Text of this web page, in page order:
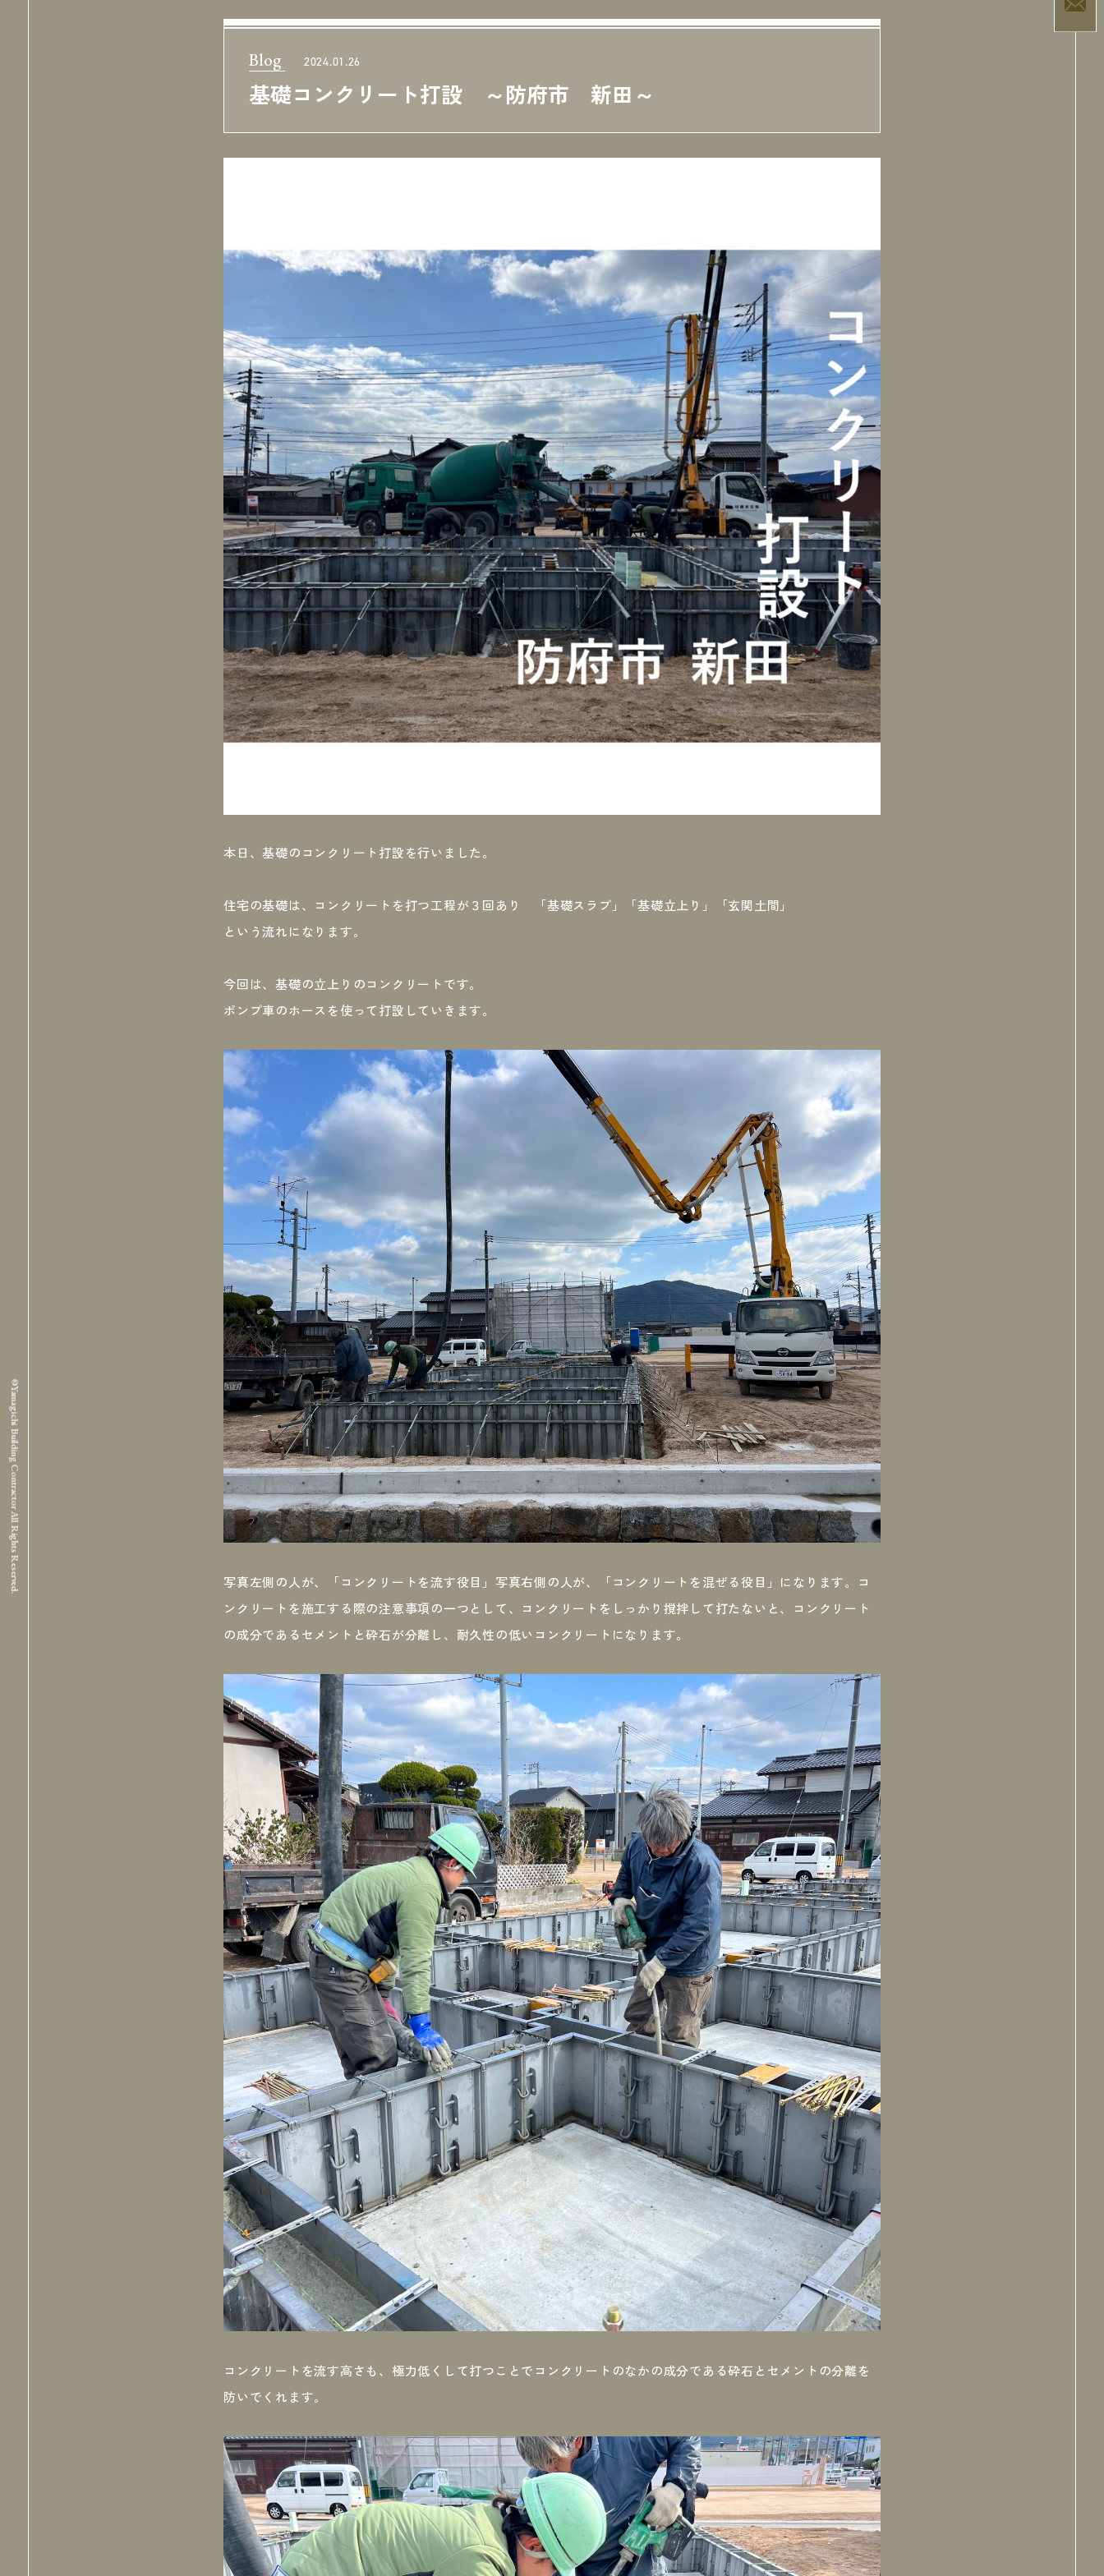
Blog 2024.01.26
基礎コンクリート打設 ～防府市 新田～
本日、基礎のコンクリート打設を行いました。
住宅の基礎は、コンクリートを打つ工程が３回あり 「基礎スラブ」「基礎立上り」「玄関土間」
という流れになります。
今回は、基礎の立上りのコンクリートです。
ポンプ車のホースを使って打設していきます。
写真左側の人が、「コンクリートを流す役目」写真右側の人が、「コンクリートを混ぜる役目」になります。コ
ンクリートを施工する際の注意事項の一つとして、コンクリートをしっかり撹拌して打たないと、コンクリート
の成分であるセメントと砕石が分離し、耐久性の低いコンクリートになります。
コンクリートを流す高さも、極力低くして打つことでコンクリートのなかの成分である砕石とセメントの分離を
防いでくれます。
©Yamagichi Building Contractor All Rights Reserved.